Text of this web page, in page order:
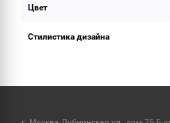
Цвет
Стилистика дизайна